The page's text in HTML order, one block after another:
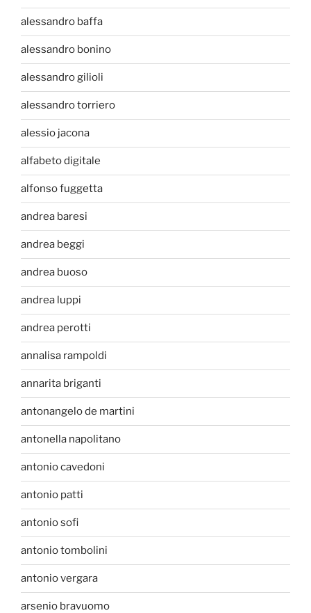
alessandro baffa
alessandro bonino
alessandro gilioli
alessandro torriero
alessio jacona
alfabeto digitale
alfonso fuggetta
andrea baresi
andrea beggi
andrea buoso
andrea luppi
andrea perotti
annalisa rampoldi
annarita briganti
antonangelo de martini
antonella napolitano
antonio cavedoni
antonio patti
antonio sofi
antonio tombolini
antonio vergara
arsenio bravuomo